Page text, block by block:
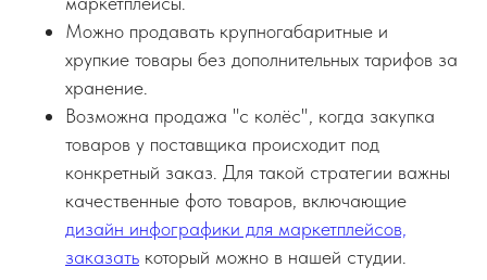
Можно продавать крупногабаритные и
хрупкие товары без дополнительных тарифов за
хранение.
Возможна продажа "с колёс", когда закупка
товаров у поставщика происходит под
конкретный заказ. Для такой стратегии важны
качественные фото товаров, включающие
дизайн инфографики для маркетплейсов,
заказать который можно в нашей студии.